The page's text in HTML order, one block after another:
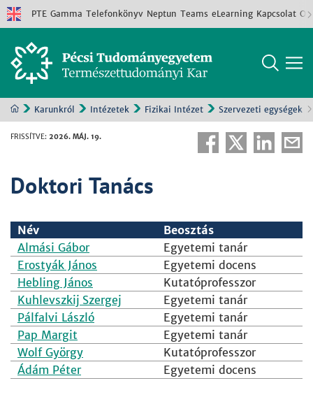
PTE Gamma Telefonkönyv Neptun Teams eLearning Kapcsolat
Karunkról Intézetek Fizikai Intézet Szervezeti egységek
FRISSÍTVE: 2026. MÁJ. 19.
Doktori Tanács
Név
Beosztás
Almási Gábor
Egyetemi tanár
Erostyák János
Egyetemi docens
Hebling János
Kutatóprofesszor
Kuhlevszkij Szergej
Egyetemi tanár
Pálfalvi László
Egyetemi tanár
Pap Margit
Egyetemi tanár
Wolf György
Kutatóprofesszor
Ádám Péter
Egyetemi docens